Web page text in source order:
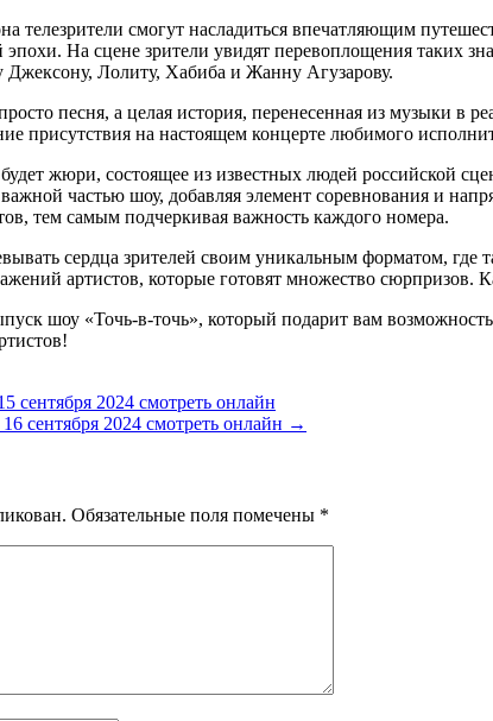
телезрители смогут насладиться впечатляющим
На сцене зрители увидят перевоплощения таких
Лолиту, Хабиба и Жанну Агузарову.
песня, а целая история, перенесенная из музыки
присутствия на настоящем концерте любимого
будет жюри, состоящее из известных людей
частью шоу, добавляя элемент соревнования и
тем самым подчеркивая важность каждого номера.
сердца зрителей своим уникальным форматом,
артистов, которые готовят множество
шоу «Точь-в-точь», который подарит вам
сентября 2024 смотреть онлайн
сентября 2024 смотреть онлайн →
Обязательные поля помечены *